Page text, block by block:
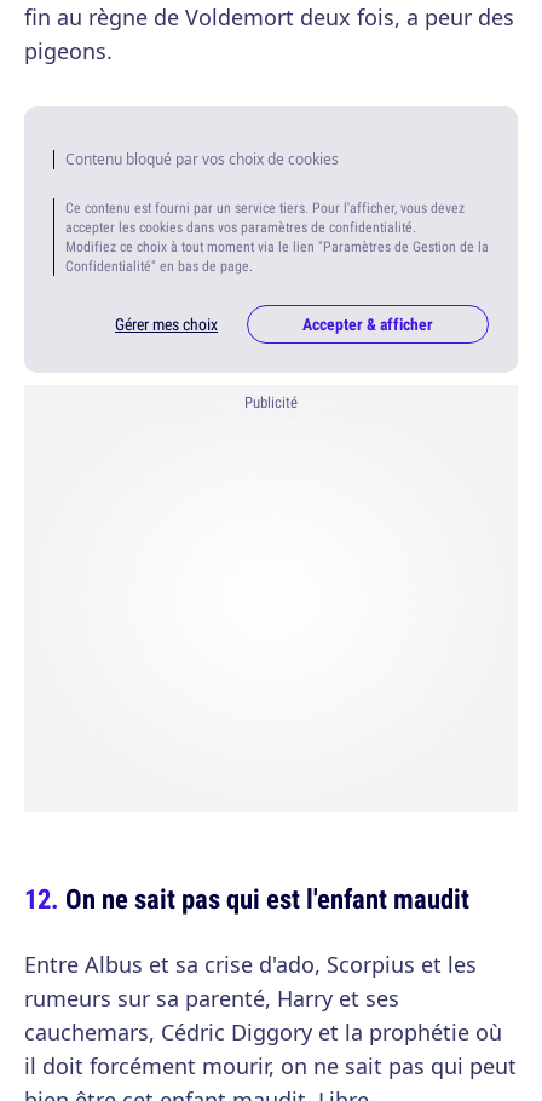
fin au règne de Voldemort deux fois, a peur des
pigeons.
Contenu bloqué par vos choix de cookies
Ce contenu est fourni par un service tiers. Pour l'afficher, vous devez
accepter les cookies dans vos paramètres de confidentialité.
Modifiez ce choix à tout moment via le lien "Paramètres de Gestion de la
Confidentialité" en bas de page.
Gérer mes choix Accepter & afficher
Publicité
On ne sait pas qui est l'enfant maudit
Entre Albus et sa crise d'ado, Scorpius et les
rumeurs sur sa parenté, Harry et ses
cauchemars, Cédric Diggory et la prophétie où
il doit forcément mourir, on ne sait pas qui peut